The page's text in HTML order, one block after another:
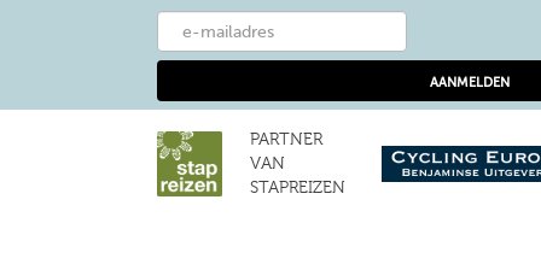
PARTNER
VAN
STAPREIZEN